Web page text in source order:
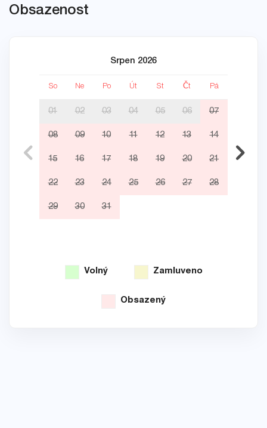
Obsazenost
Srpen 2026
So Ne Po Út St Čt Pá
01 02 03 04 05 06 07
08 09 10 11 12 13 14
15 16 17 18 19 20 21
22 23 24 25 26 27 28
29 30 31
Volný Zamluveno
Obsazený